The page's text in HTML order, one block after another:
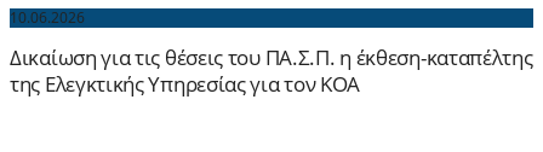
10.06.2026
Δικαίωση για τις θέσεις του ΠΑ.Σ.Π. η έκθεση-καταπέλτης
της Ελεγκτικής Υπηρεσίας για τον ΚΟΑ